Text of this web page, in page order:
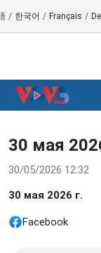
/ 한국어 / Français /
30 мая
30/05/2026 12:32
30 мая 2026 г.
Facebook